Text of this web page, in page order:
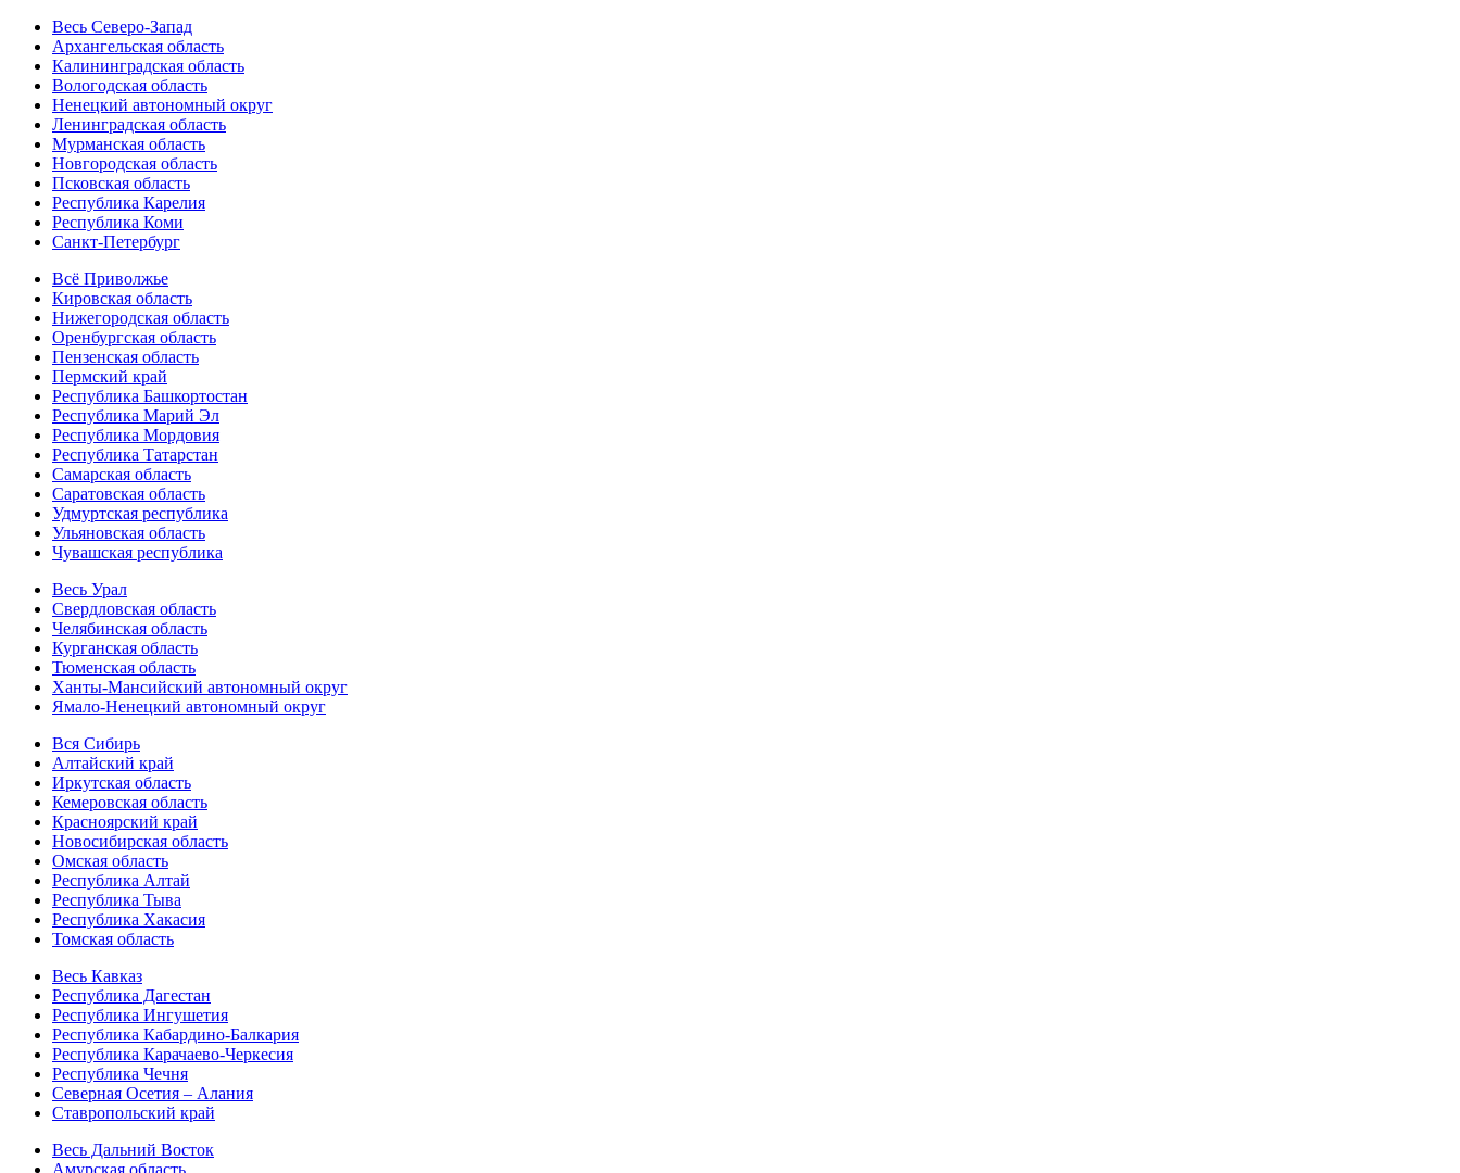
Весь Северо-Запад
Архангельская область
Калининградская область
Вологодская область
Ненецкий автономный округ
Ленинградская область
Мурманская область
Новгородская область
Псковская область
Республика Карелия
Республика Коми
Санкт-Петербург
Всё Приволжье
Кировская область
Нижегородская область
Оренбургская область
Пензенская область
Пермский край
Республика Башкортостан
Республика Марий Эл
Республика Мордовия
Республика Татарстан
Самарская область
Саратовская область
Удмуртская республика
Ульяновская область
Чувашская республика
Весь Урал
Свердловская область
Челябинская область
Курганская область
Тюменская область
Ханты-Мансийский автономный округ
Ямало-Ненецкий автономный округ
Вся Сибирь
Алтайский край
Иркутская область
Кемеровская область
Красноярский край
Новосибирская область
Омская область
Республика Алтай
Республика Тыва
Республика Хакасия
Томская область
Весь Кавказ
Республика Дагестан
Республика Ингушетия
Республика Кабардино-Балкария
Республика Карачаево-Черкесия
Республика Чечня
Северная Осетия – Алания
Ставропольский край
Весь Дальний Восток
Амурская область